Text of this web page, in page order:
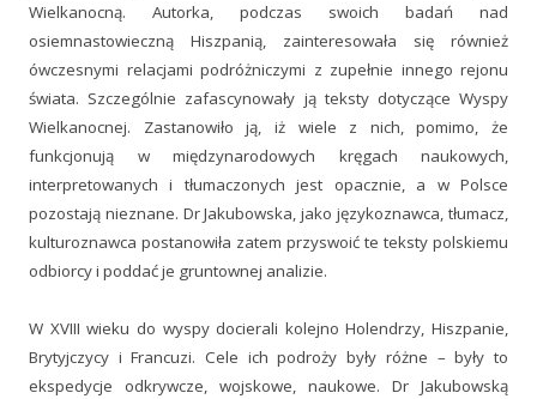
Wielkanocną. Autorka, podczas swoich badań nad
osiemnastowieczną Hiszpanią, zainteresowała się również
ówczesnymi relacjami podróżniczymi z zupełnie innego rejonu
świata. Szczególnie zafascynowały ją teksty dotyczące Wyspy
Wielkanocnej. Zastanowiło ją, iż wiele z nich, pomimo, że
funkcjonują w międzynarodowych kręgach naukowych,
interpretowanych i tłumaczonych jest opacznie, a w Polsce
pozostają nieznane. Dr Jakubowska, jako językoznawca, tłumacz,
kulturoznawca postanowiła zatem przyswoić te teksty polskiemu
odbiorcy i poddać je gruntownej analizie.
W XVIII wieku do wyspy docierali kolejno Holendrzy, Hiszpanie,
Brytyjczycy i Francuzi. Cele ich podroży były różne – były to
ekspedycje odkrywcze, wojskowe, naukowe. Dr Jakubowską